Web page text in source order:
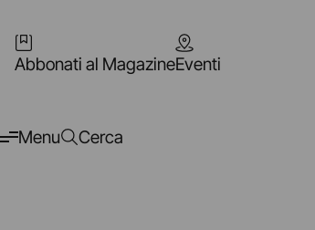
Abbonati al MagazineEventi
Menu Cerca